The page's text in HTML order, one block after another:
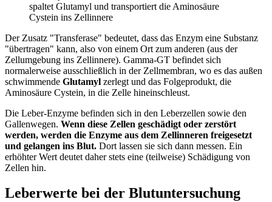
spaltet Glutamyl und transportiert die Aminosäure
Cystein ins Zellinnere
Der Zusatz "Transferase" bedeutet, dass das Enzym eine Substanz
"übertragen" kann, also von einem Ort zum anderen (aus der
Zellumgebung ins Zellinnere). Gamma-GT befindet sich
normalerweise ausschließlich in der Zellmembran, wo es das außen
schwimmende Glutamyl zerlegt und das Folgeprodukt, die
Aminosäure Cystein, in die Zelle hineinschleust.
Die Leber-Enzyme befinden sich in den Leberzellen sowie den
Gallenwegen. Wenn diese Zellen geschädigt oder zerstört
werden, werden die Enzyme aus dem Zellinneren freigesetzt
und gelangen ins Blut. Dort lassen sie sich dann messen. Ein
erhöhter Wert deutet daher stets eine (teilweise) Schädigung von
Zellen hin.
Leberwerte bei der Blutuntersuchung